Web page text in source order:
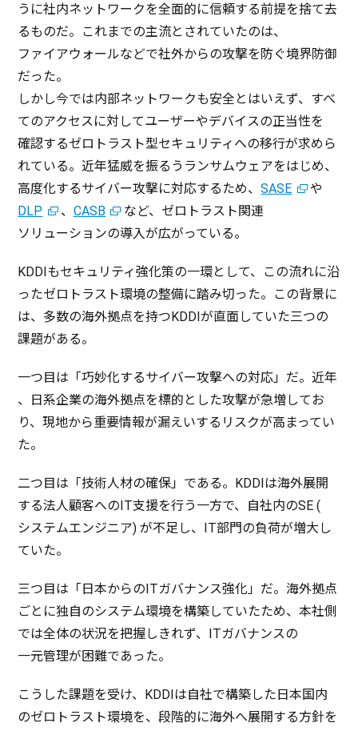
うに社内ネットワークを全面的に信頼する前提を捨て去
るものだ。これまでの主流とされていたのは、
ファイアウォールなどで社外からの攻撃を防ぐ境界防御
だった。
しかし今では内部ネットワークも安全 とはいえず、すべ
てのアクセスに対してユーザーやデバイスの正当性を
確認するゼロトラスト型セキュリティ への移行が求めら
れている。近年猛威を振るう ランサムウェアをはじめ、
高度化するサイバー攻撃に対応するため、SASE
や
DLP
、 CASB など、 ゼロトラスト関連
ソリューションの導入が広がっている。
KDDIもセキュリティ強化策の一環として、この流れに沿
ったゼロトラスト環境の整備に踏み切った。この背景に
は、 多数の海外拠点を持つKDDIが直面していた三つの
課題がある。
一つ目は「巧妙化するサイバー攻撃への対応」だ。近年
、 日系企業の海外拠点を標的 とした攻撃が急増 してお
り、現地から重要情報が漏えいする リスクが高まってい
た。
二つ目は「技術人材の確保」である。KDDIは海外展開
する法人顧客へのIT支援を行う 一方で、 自社内のSE (
システムエンジニア)が不足 し、IT部門の負荷が増大 し
ていた。
三つ目は「日本からのITガバナンス強化」だ。海外拠点
ごとに独自のシステム環境を構築していたため、本社側
では全体の状況を把握しきれず、ITガバナンスの
一元管理が困難であった。
こうした課題を受け、KDDIは自社で構築した日本国内
のゼロトラスト環境を、段階的に海外へ展開する方針を